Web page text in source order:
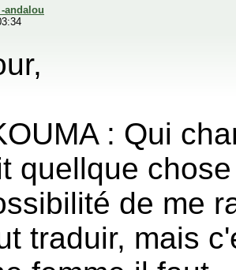
andalou
: Qui
quellque
de me
traduir, mais